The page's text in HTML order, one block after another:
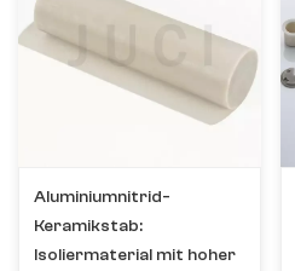
Aluminiumnitrid-
Keramikstab:
Isoliermaterial mit hoher